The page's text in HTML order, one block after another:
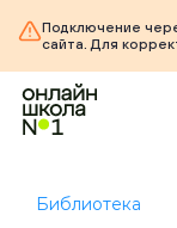
Подключение
сайта. Для
Библиотека